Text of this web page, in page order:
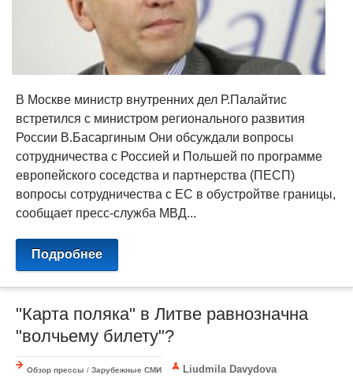
В Москве министр внутренних дел Р.Палайтис
встретился с министром регионального развития
России В.Басаргиным Они обсуждали вопросы
сотрудничества с Россией и Польшей по программе
европейского соседства и партнерства (ПЕСП)
вопросы сотрудничества с ЕС в обустройтве границы,
сообщает пресс-служба МВД...
Подробнее
"Карта поляка" в Литве равнозначна
"волчьему билету"?
Обзор прессы / Зарубежные СМИ Liudmila Davydova